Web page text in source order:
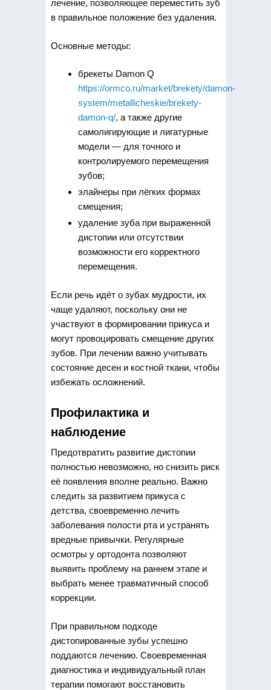
лечение, позволяющее переместить зуб
в правильное положение без удаления.
Основные методы:
брекеты Damon Q
https://ormco.ru/market/brekety/damon-
system/metallicheskie/brekety-
damon-q/, а также другие
самолигирующие и лигатурные
модели — для точного и
контролируемого перемещения
зубов;
элайнеры при лёгких формах
смещения;
удаление зуба при выраженной
дистопии или отсутствии
возможности его корректного
перемещения.
Если речь идёт о зубах мудрости, их
чаще удаляют, поскольку они не
участвуют в формировании прикуса и
могут провоцировать смещение других
зубов. При лечении важно учитывать
состояние десен и костной ткани, чтобы
избежать осложнений.
Профилактика и
наблюдение
Предотвратить развитие дистопии
полностью невозможно, но снизить риск
её появления вполне реально. Важно
следить за развитием прикуса с
детства, своевременно лечить
заболевания полости рта и устранять
вредные привычки. Регулярные
осмотры у ортодонта позволяют
выявить проблему на раннем этапе и
выбрать менее травматичный способ
коррекции.
При правильном подходе
дистопированные зубы успешно
поддаются лечению. Своевременная
диагностика и индивидуальный план
терапии помогают восстановить